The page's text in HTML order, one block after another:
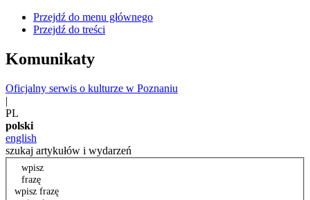
Przejdź do menu głównego
Przejdź do treści
Komunikaty
Oficjalny serwis o kulturze w Poznaniu
|
PL
polski
english
szukaj artykułów i wydarzeń
wpisz
frazę
wpisz frazę